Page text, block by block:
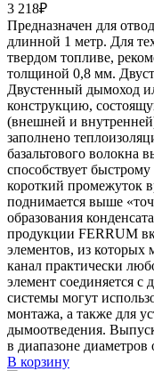
3 218₽
Предназначен для
длинной 1 метр. Для
твердом топливе,
толщиной 0,8 мм.
Двустенный дымоход
конструкцию,
(внешней и
заполнено
базальтового волокна
способствует
короткий промежуток
поднимается выше
образования
продукции FERRUM
элементов, из
канал практически
элемент соединяется
системы могут
монтажа, а также для
дымоотведения.
в диапазоне
В корзину